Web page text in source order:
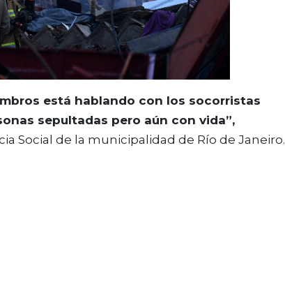
está hablando con los socorristas
sepultadas pero aún con vida”,
Social de la municipalidad de Río de Janeiro.